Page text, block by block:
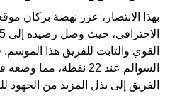
بهذا الانتصار، عزز نهضة بركان
القوي والثابت للفريق هذا
السوالم عند 22 نقطة،
الفريق إلى بذل المزيد من